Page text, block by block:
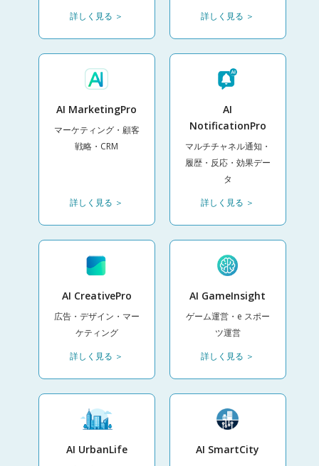
詳しく見る ＞
詳しく見る ＞
AI MarketingPro
マーケティング・顧客
戦略・CRM
詳しく見る ＞
AI
NotificationPro
マルチチャネル通知・
履歴・反応・効果デー
タ
詳しく見る ＞
AI CreativePro
広告・デザイン・マー
ケティング
詳しく見る ＞
AI GameInsight
ゲーム運営・e スポー
ツ運営
詳しく見る ＞
AI UrbanLife AI SmartCity